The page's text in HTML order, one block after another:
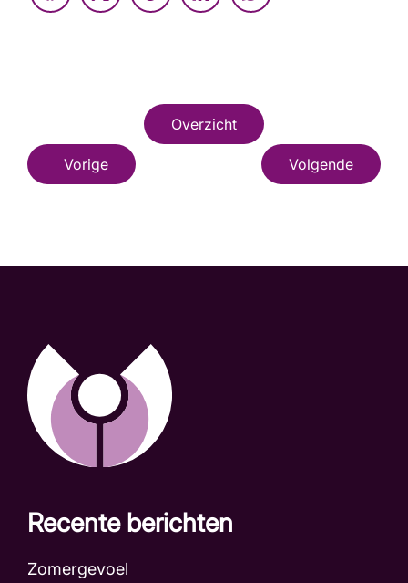
Overzicht
Vorige Volgende
Recente berichten
Zomergevoel